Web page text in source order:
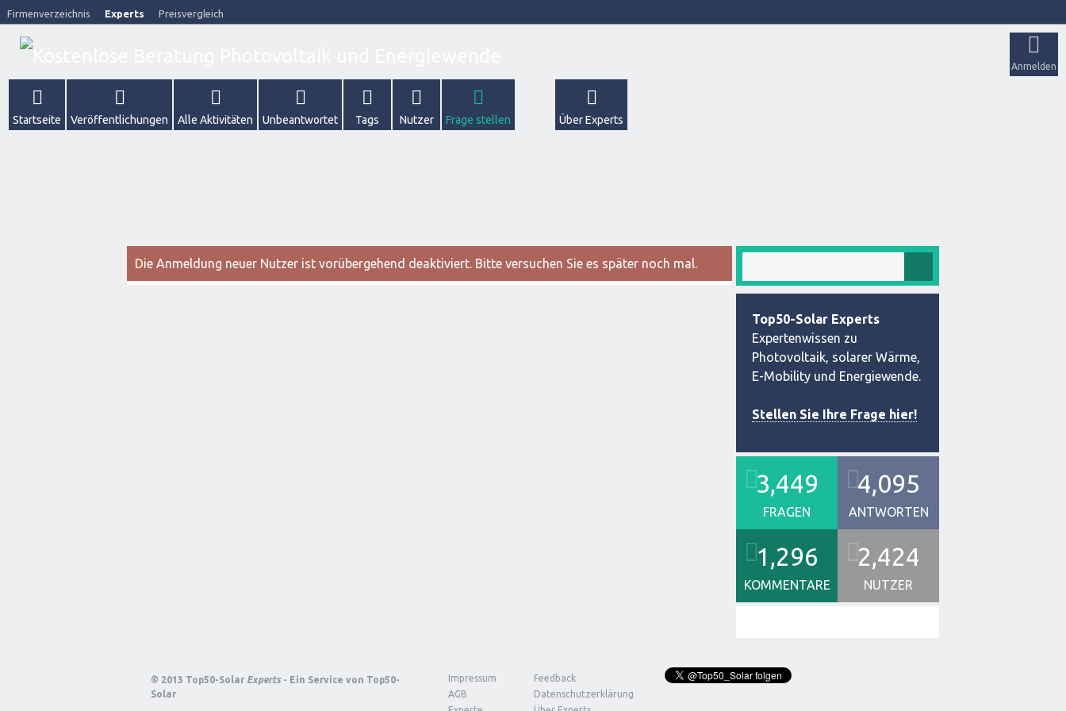
Firmenverzeichnis Experts Preisvergleich
Anmelden
Startseite Veröffentlichungen Alle Aktivitäten Unbeantwortet Tags Nutzer Frage stellen Über Experts
Die Anmeldung neuer Nutzer ist vorübergehend deaktiviert. Bitte versuchen Sie es später noch mal.
Top50-Solar Experts
Expertenwissen zu
Photovoltaik, solarer Wärme,
E-Mobility und Energiewende.
Stellen Sie Ihre Frage hier!
3,449
FRAGEN
4,095
ANTWORTEN
1,296
KOMMENTARE
2,424
NUTZER
© 2013 Top50-Solar Experts - Ein Service von Top50-
Solar
Impressum
Feedback
AGB
Datenschutzerklärung